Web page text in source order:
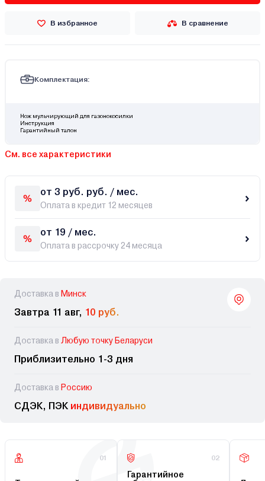
В избранное В сравнение
Комплектация:
Нож мульчирующий для газонокосилки
Инструкция
Гарантийный талон
См. все характеристики
от 3 руб. руб. / мес.
Оплата в кредит 12 месяцев
от 19 / мес.
Оплата в рассрочку 24 месяца
Доставка в Минск
Завтра 11 авг, 10 руб.
Доставка в Любую точку Беларуси
Приблизительно 1-3 дня
Доставка в Россию
СДЭК, ПЭК индивидуально
01 02
Гарантийное